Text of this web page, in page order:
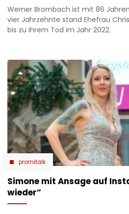
Werner Brombach ist mit 86
vier Jahrzehnte stand Ehefrau
bis zu ihrem Tod im Jahr 2022.
promitalk
Simone mit Ansage auf
wieder”